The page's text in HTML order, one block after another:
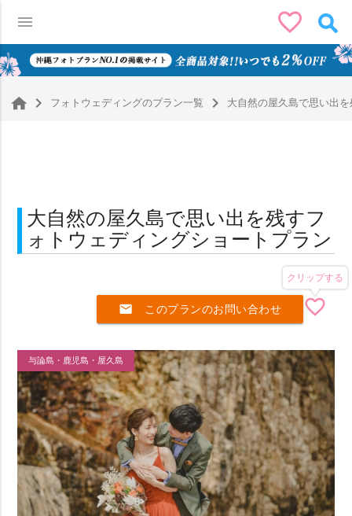
menu favorite_border
navigate_next フォトウェディングのプラン一覧 navigate_next 大自然の屋久島で思い出
大自然の屋久島で思い出を残すフ
ォトウェディングショートプラン
mail このプランのお問い合わせ favorite_border
クリップする
与論島・鹿児島・屋久島